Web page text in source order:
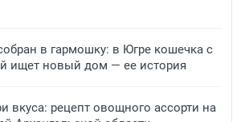
в гармошку: в Югре кошечка с
ищет новый дом — ее история
вкуса: рецепт овощного ассорти на